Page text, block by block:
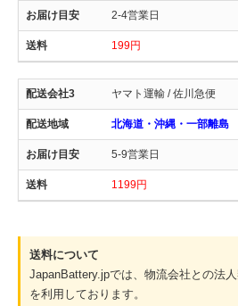
2-4営業日
199円
ヤマト運輸 / 佐川急便
北海道・沖縄・一部離島
5-9営業日
1199円
送料について
JapanBattery.jpでは、物流会社との法
を利用しております。